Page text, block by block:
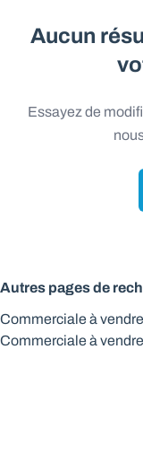
Aucun
Essayez de
Autres pages de
Commerciale à vendre
Commerciale à